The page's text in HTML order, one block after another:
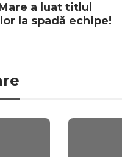
a luat titlul
la spadă echipe!